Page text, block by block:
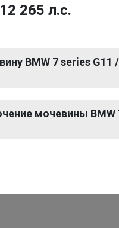
265 л.с.
BMW 7 series G11
мочевины BMW